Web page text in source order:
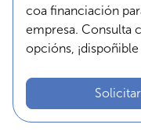
coa financiación
empresa. Consulta
opcións,